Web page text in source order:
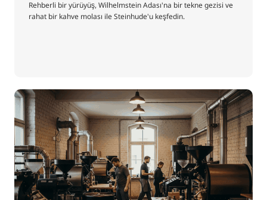
Rehberli bir yürüyüş, Wilhelmstein Adası'na bir tekne gezisi ve
rahat bir kahve molası ile Steinhude'u keşfedin.